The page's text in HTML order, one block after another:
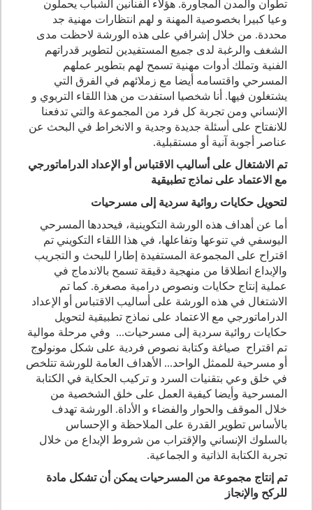
تطوان والمدن المجاورة. هؤلاء الفنانين الشباب يحملون
وعيا كبيرا بخصوصية المهنة و لهم انتظارات مهنية جد
محددة. من خلال إشرافي على هذه الورشة لاحظت مدى
الشغف والرغبة لدى جميع المستفيدين لتطوير قدراتهم
الفنية وتملك أدوات مهنية تسمح لهم بتطوير عملهم
المسرحي واقتسامه أيضا مع زملائهم في الفرق التي
يشتغلون فيها. أنا شخصيا استفدت من هذا اللقاء التربوي و
الإنساني ومن تجربة كل فرد من المجموعة والتي تدفعنا
للانفتاح على أسئلة جديدة وجدية و الانخراط في البحث عن
عناصر أجوبة آنية أو مستقبلية.
تم الاشتغال على أساليب الاقتباس أو الإعداد الدراماتورجي
مع الاعتماد على نماذج تطبيقية
لتحويل حكايات روائية سردية إلى مسرحيات
أما عن أهداف هذه الورشة التكوينية، فيحددها المسرحي
اليوسفي في تنوعها وتفاعلها، في هذا اللقاء التكويني تم
اقتراح على المجموعة المستفيدة إطارا للبحث و التجريب
والإبداع انطلاقا من منهجية دقيقة تسمح بالاندماج في
عملية إنتاج حكايات ونصوص درامية مصغرة. كما تم
الاشتغال في هذه الورشة على أساليب الاقتباس أو الإعداد
الدراماتورجي مع الاعتماد على نماذج تطبيقية لتحويل
حكايات روائية سردية إلى مسرحيات... وفي مرحلة موالية
تم اقتراح صياغة وكتابة نصوص فردية على شكل مونولوج
أو مسرحية للممثل الواحد... الأهداف العامة للورشة تتلخص
في خلق وعي بتقنيات السرد و تركيب الحكاية في الكتابة
المسرحية وأيضا كيفية العمل على خلق الشخصية من
خلال الموقف والحوار والفضاء و الأداة. الورشة تهدف
بالأساس تطوير القدرة على الملاحظة و الإحساس
بالسلوك الإنساني والإقتراب من شروط الإبداع من خلال
تجربة الكتابة الذاتية و الجماعية.
تم إنتاج مجموعة من المسرحيات يمكن أن تشكل مادة
للركح والإنجاز